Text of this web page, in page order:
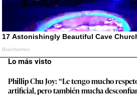
Lo más visto
Phillip Chu Joy: “Le tengo mucho
artificial, pero también mucha